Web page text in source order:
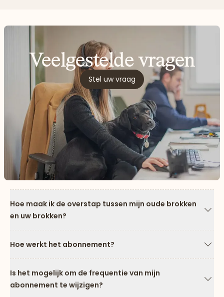
Veelgestelde vragen
Stel uw vraag
Hoe maak ik de overstap tussen mijn oude brokken
en uw brokken?
Hoe werkt het abonnement?
Pijl
Is het mogelijk om de frequentie van mijn
abonnement te wijzigen?